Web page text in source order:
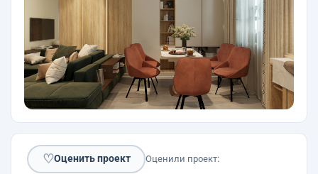
♡Оценить проект Оценили проект: